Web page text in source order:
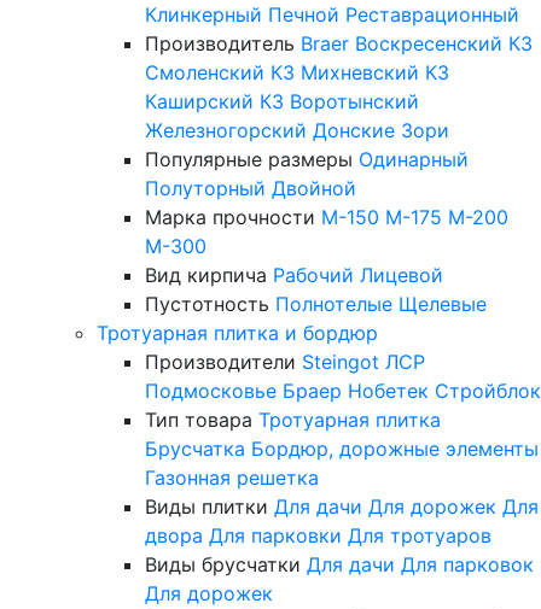
Клинкерный Печной Реставрационный
Производитель Braer Воскресенский КЗ
Смоленский КЗ Михневский КЗ
Каширский КЗ Воротынский
Железногорский Донские Зори
Популярные размеры Одинарный
Полуторный Двойной
Марка прочности М-150 М-175 М-200
М-300
Вид кирпича Рабочий Лицевой
Пустотность Полнотелые Щелевые
Тротуарная плитка и бордюр
Производители Steingot ЛСР
Подмосковье Браер Нобетек Стройблок
Тип товара Тротуарная плитка
Брусчатка Бордюр, дорожные элементы
Газонная решетка
Виды плитки Для дачи Для дорожек Для
двора Для парковки Для тротуаров
Виды брусчатки Для дачи Для парковок
Для дорожек